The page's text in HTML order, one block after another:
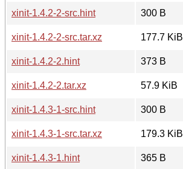
xinit-1.4.2-2-src.hint
300 B
xinit-1.4.2-2-src.tar.xz
177.7 KiB
xinit-1.4.2-2.hint
373 B
xinit-1.4.2-2.tar.xz
57.9 KiB
xinit-1.4.3-1-src.hint
300 B
xinit-1.4.3-1-src.tar.xz
179.3 KiB
xinit-1.4.3-1.hint
365 B